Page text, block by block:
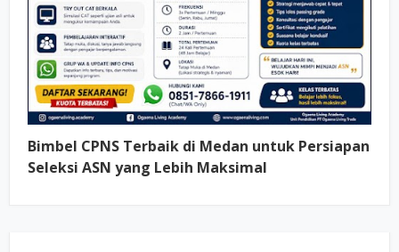
Bimbel CPNS Terbaik di Medan untuk Persiapan
Seleksi ASN yang Lebih Maksimal